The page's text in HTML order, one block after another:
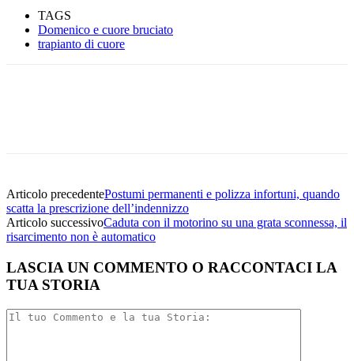
TAGS
Domenico e cuore bruciato
trapianto di cuore
Articolo precedentePostumi permanenti e polizza infortuni, quando
scatta la prescrizione dell’indennizzo
Articolo successivoCaduta con il motorino su una grata sconnessa, il
risarcimento non è automatico
LASCIA UN COMMENTO O RACCONTACI LA
TUA STORIA